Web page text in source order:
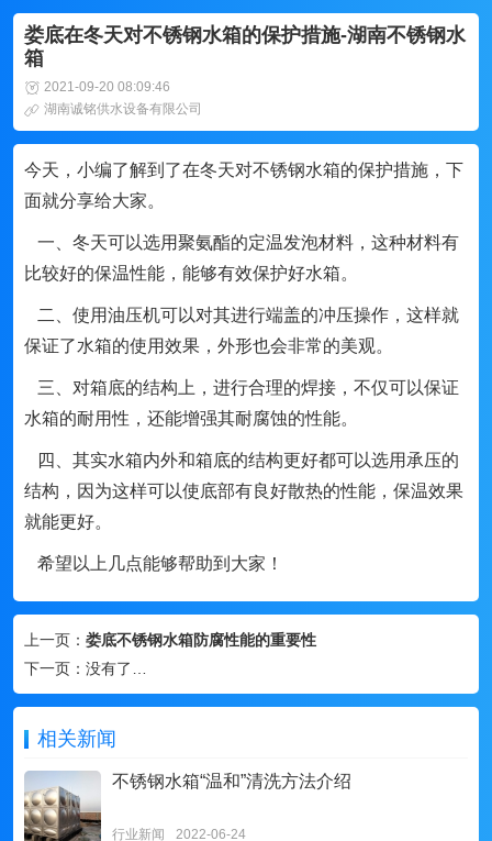
娄底在冬天对不锈钢水箱的保护措施-湖南不锈钢水
箱
2021-09-20 08:09:46
湖南诚铭供水设备有限公司
今天，小编了解到了在冬天对不锈钢水箱的保护措施，下
面就分享给大家。
一、冬天可以选用聚氨酯的定温发泡材料，这种材料有
比较好的保温性能，能够有效保护好水箱。
二、使用油压机可以对其进行端盖的冲压操作，这样就
保证了水箱的使用效果，外形也会非常的美观。
三、对箱底的结构上，进行合理的焊接，不仅可以保证
水箱的耐用性，还能增强其耐腐蚀的性能。
四、其实水箱内外和箱底的结构更好都可以选用承压的
结构，因为这样可以使底部有良好散热的性能，保温效果
就能更好。
希望以上几点能够帮助到大家！
上一页： 娄底不锈钢水箱防腐性能的重要性
下一页： 没有了…
相关新闻
不锈钢水箱“温和”清洗方法介绍
行业新闻 2022-06-24